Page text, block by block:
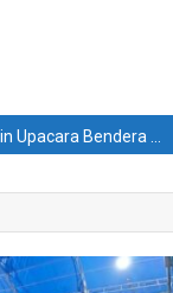
Pimpin Upacara Bendera Di SMPN 11 Konsel, Kanit Kamsel Satlantas Polres Konsel Ingatkan Siswa Tentang Penggunaan Helm SNI